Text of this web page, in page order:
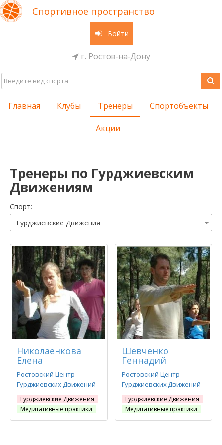
Спортивное пространство
Войти
г. Ростов-на-Дону
Главная Клубы Тренеры Спортобъекты
Акции
Тренеры по Гурджиевским
Движениям
Cпорт:
Гурджиевские Движения
Николаенкова
Елена
Ростовский Центр
Гурджиевских Движений
Гурджиевские Движения
Медитативные практики
Шевченко
Геннадий
Ростовский Центр
Гурджиевских Движений
Гурджиевские Движения
Медитативные практики